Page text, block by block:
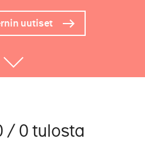
uutiset
/ 0 tulosta